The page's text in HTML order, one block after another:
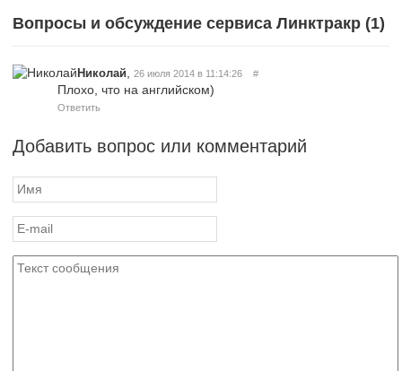
Вопросы и обсуждение сервиса Линктракр (1)
Николай 26 июля 2014 в 11:14:26 #
Плохо, что на английском)
Ответить
Добавить вопрос или комментарий